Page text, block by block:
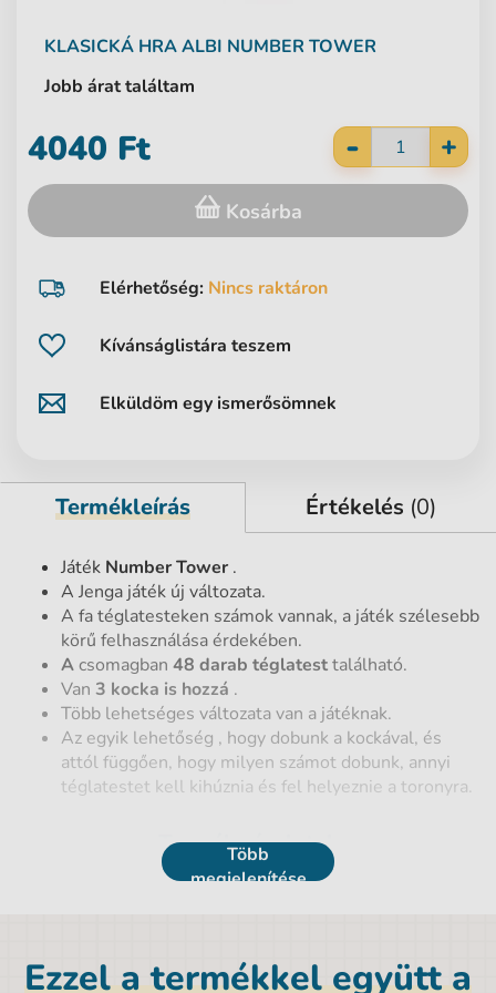
KLASICKÁ HRAALBI NUMBER TOWER
Jobb árat találtam
Kívánságlistára teszem
Elküldöm egy ismerősömnek
Elérhetőség: Nincs raktáron
- +
4040 Ft
Kosárba
Termékleírás Értékelés (0)
Játék Number Tower .
A Jenga játék új változata.
A fa téglatesteken számok vannak, a játék szélesebb
körű felhasználása érdekében.
Acsomagban 48 darab téglatesttalálható.
Van 3 kocka is hozzá .
Több lehetséges változata van a játéknak.
Az egyik lehetőség , hogy dobunk a kockával, és
attól függően, hogy milyen számot dobunk, annyi
téglatestet kell kihúznia és fel helyeznie a toronyra.
Termék részletek
Magasság
20,5 cm
Több
megjelenítése
Ezzel a termékkel együtt a